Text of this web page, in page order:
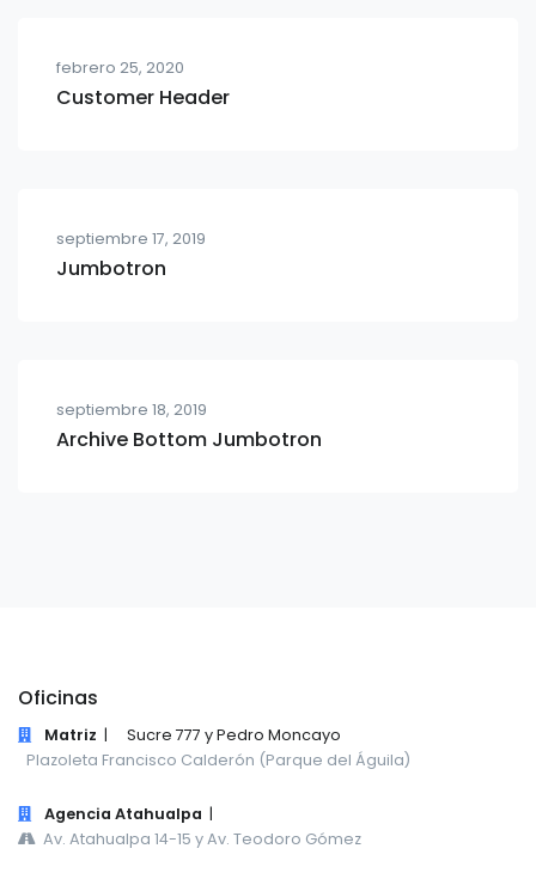
febrero 25, 2020
Customer Header
septiembre 17, 2019
Jumbotron
septiembre 18, 2019
Archive Bottom Jumbotron
Oficinas
Matriz |
Sucre 777 y Pedro Moncayo
Plazoleta Francisco Calderón (Parque del Águila)
Agencia Atahualpa |
Av. Atahualpa 14-15 y Av. Teodoro Gómez